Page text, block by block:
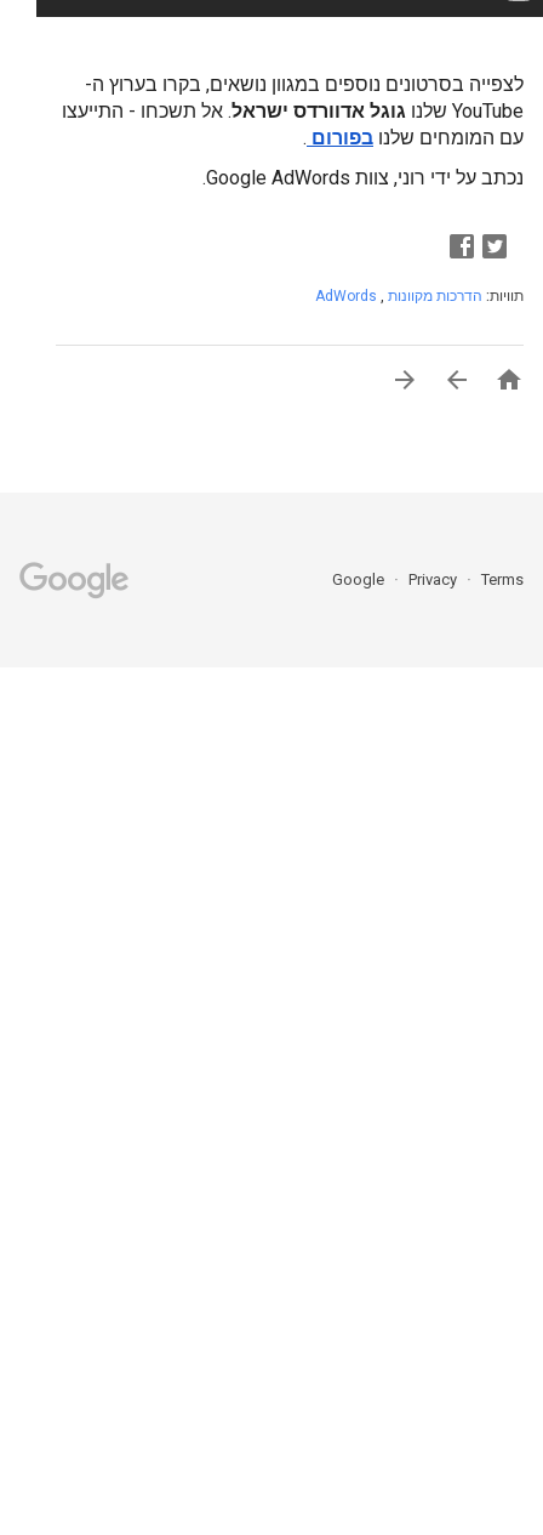
לצפייה בסרטונים נוספים במגוון נושאים, בקרו בערוץ ה-
YouTube שלנו
גוגל אדוורדס ישראל. אל תשכחו -
עם המומחים שלנו בפורום .
נכתב על ידי רוני, צוות Google AdWords.
תוויות: הדרכות מקוונות ,
AdWords



Google Privacy Terms